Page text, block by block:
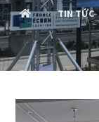
TIN TỨC